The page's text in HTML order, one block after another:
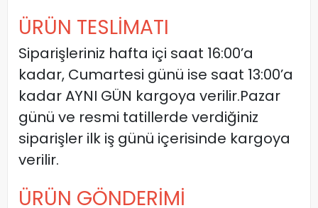
ÜRÜN TESLİMATI
Siparişleriniz hafta içi saat 16:00’a
kadar, Cumartesi günü ise saat 13:00’a
kadar AYNI GÜN kargoya verilir.Pazar
günü ve resmi tatillerde verdiğiniz
siparişler ilk iş günü içerisinde kargoya
verilir.
ÜRÜN GÖNDERİMİ